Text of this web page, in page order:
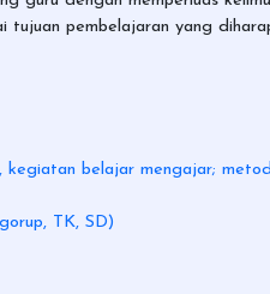
pembelajaran yang
kegiatan belajar mengajar;
TK, SD)